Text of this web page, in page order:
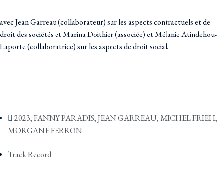
avec Jean Garreau (collaborateur) sur les aspects contractuels et de
droit des sociétés et Marina Doithier (associée) et Mélanie Atindehou-
Laporte (collaboratrice) sur les aspects de droit social.
2023,FANNY PARADIS,JEAN GARREAU,MICHEL FRIEH,
MORGANE FERRON
Track Record